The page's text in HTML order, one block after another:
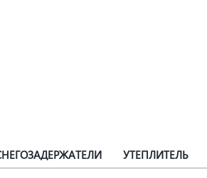
УТЕПЛИТЕЛЬ